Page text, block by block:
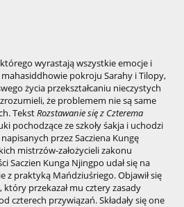
wyrastają wszystkie emocje i
mahasiddhowie pokroju Sarahy i Tilopy,
życia przekształcaniu nieczystych
że problemem nie są same
TekstRozstawanie się z Czterema
pochodzące ze szkoły śakja i uchodzi
przez Sacziena Kungę
mistrzów-założycieli zakonu
Saczien Kunga Njingpo udał się na
z praktyką Mańdziuśriego. Objawił się
przekazał mu cztery zasady
czterech przywiązań. Składały się one